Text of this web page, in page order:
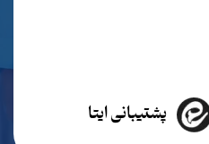
پشتیبانی ایتا